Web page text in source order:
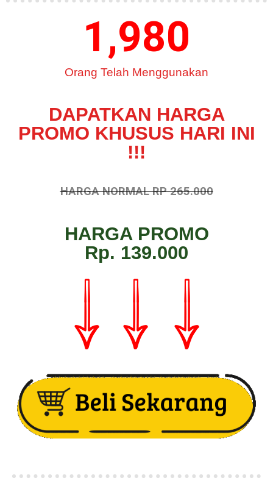
Orang Telah Menggunakan
1,980
DAPATKAN HARGA
PROMO KHUSUS HARI INI
!!!
HARGA NORMAL RP 265.000
HARGA PROMO
Rp. 139.000